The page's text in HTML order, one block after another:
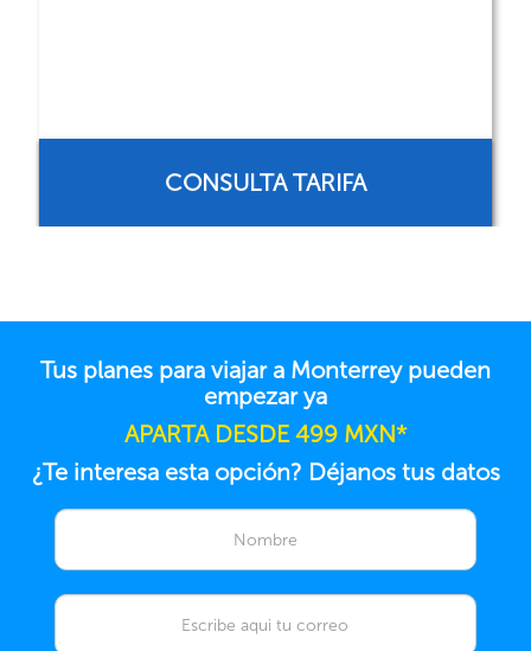
CONSULTA TARIFA
Tus planes para viajar a Monterrey pueden
empezar ya
APARTA DESDE 499 MXN*
¿Te interesa esta opción? Déjanos tus datos